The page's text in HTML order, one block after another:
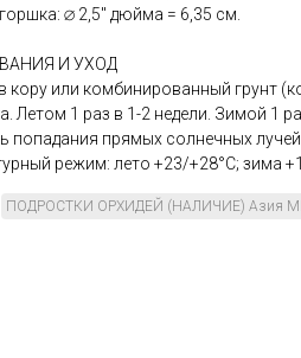
∅ 2,5" дюйма = 6,35 см.
И УХОД
кору или комбинированный грунт
Летом 1 раз в 1-2 недели. Зимой 1
попадания прямых солнечных
режим: лето +23/+28°С; зима
ПОДРОСТКИ ОРХИДЕЙ (НАЛИЧИЕ) Азия